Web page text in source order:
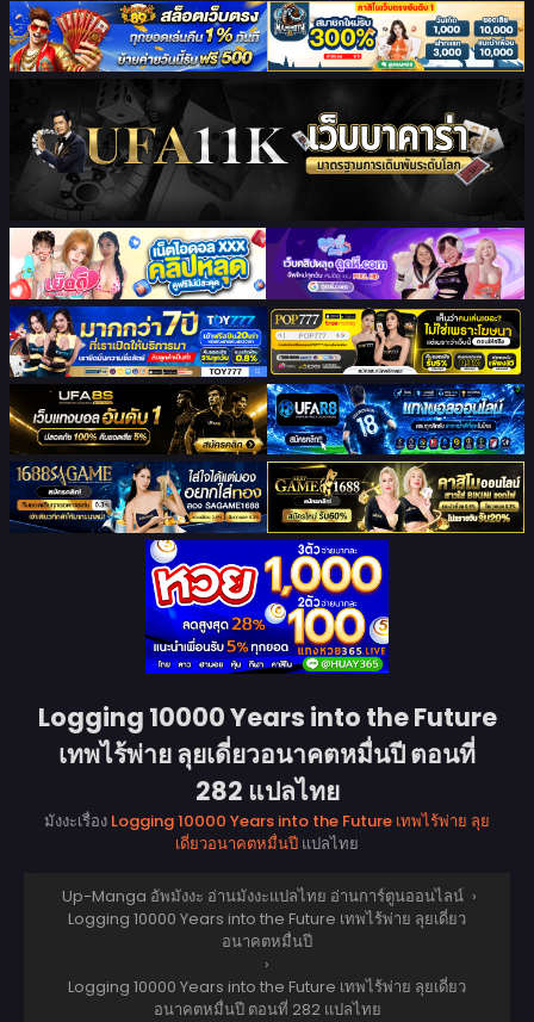
Logging 10000 Years into the Future
เทพไร้พ่าย ลุยเดี่ยวอนาคตหมื่นปี ตอนที่
282 แปลไทย
มังงะเรื่อง Logging 10000 Years into the Future เทพไร้พ่าย ลุย
เดี่ยวอนาคตหมื่นปี แปลไทย
Up-Manga อัพมังงะ อ่านมังงะแปลไทย อ่านการ์ตูนออนไลน์ ›
Logging 10000 Years into the Future เทพไร้พ่าย ลุยเดี่ยว
อนาคตหมื่นปี
›
Logging 10000 Years into the Future เทพไร้พ่าย ลุยเดี่ยว
อนาคตหมื่นปี ตอนที่ 282 แปลไทย